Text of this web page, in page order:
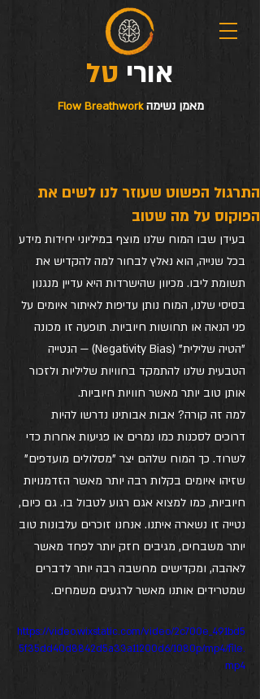
אורי
מאמן נשימהFlow Breathwork
התרגול הפשוט שעוזר לנו לשים את
הפוקוס על מה שטוב
בעידן שבו המוח שלנו מוצף במיליוני יחידות מידע
בכל שנייה, הוא נאלץ לבחור למה להקדיש את
תשומת ליבו. מכיוון שהישרדות היא עדיין מנגנון
בסיסי שלנו, המוח נותן עדיפות לאיתור איומים על
פני הנאה או תחושות חיוביות. תופעה זו מכונה
"הטיה שלילית" (Negativity Bias) — הנטייה
הטבעית שלנו להתמקד בחוויות שליליות ולזכור
אותן טוב יותר מאשר חוויות חיוביות.
למה זה קורה? אבות אבותינו נדרשו להיות
דרוכים לסכנות כמו נמרים או פגיעות אחרות כדי
לשרוד. כך המוח שלהם יצר "מסלולים מועדפים"
שזיהו איומים בקלות רבה יותר מאשר הזדמנויות
חיוביות, כמו למצוא אגם רגוע לטבול בו. גם כיום,
נטייה זו נשארה איתנו. אנחנו זוכרים עלבונות טוב
יותר משבחים, מגיבים חזק יותר לפחד מאשר
לאהבה, ומקדישים מחשבה רבה יותר לדברים
שמטרידים אותנו מאשר לרגעים משמחים.
https://video.wixstatic.com/video/2c700e_491bd5
5f35dd40d8842d5a33a11200d6/1080p/mp4/file.
mp4